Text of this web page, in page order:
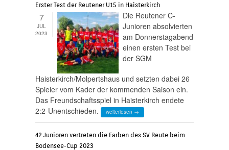
Erster Test der Reutener U15 in Haisterkirch
7
JUL
2023
Die Reutener C-
Junioren absolvierten
am Donnerstagabend
einen ersten Test bei
der SGM
Haisterkirch/Molpertshaus und setzten dabei 26
Spieler vom Kader der kommenden Saison ein.
Das Freundschaftsspiel in Haisterkirch endete
2:2-Unentschieden.
weiterlesen →
42 Junioren vertreten die Farben des SV Reute beim
Bodensee-Cup 2023